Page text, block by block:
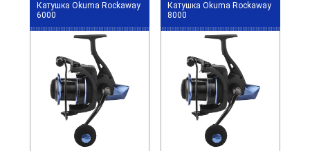
Катушка Okuma Rockaway
6000
Катушка Okuma Rockaway
8000